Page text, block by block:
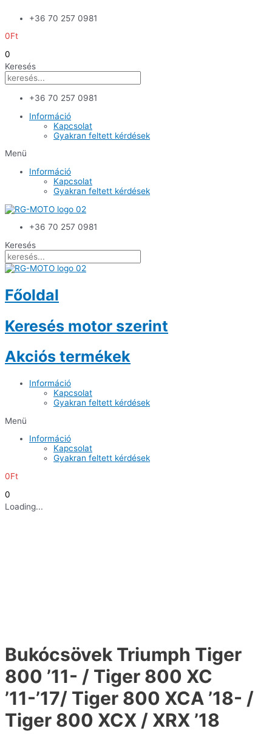
+36 70 257 0981
0Ft
0
Keresés
+36 70 257 0981
Információ
Kapcsolat
Gyakran feltett kérdések
Menü
Információ
Kapcsolat
Gyakran feltett kérdések
+36 70 257 0981
Keresés
Főoldal
Keresés motor szerint
Akciós termékek
Információ
Kapcsolat
Gyakran feltett kérdések
Menü
Információ
Kapcsolat
Gyakran feltett kérdések
0Ft
0
Loading...
Bukócsövek Triumph Tiger
800 ’11- / Tiger 800 XC
’11-’17/ Tiger 800 XCA ’18- /
Tiger 800 XCX / XRX ’18